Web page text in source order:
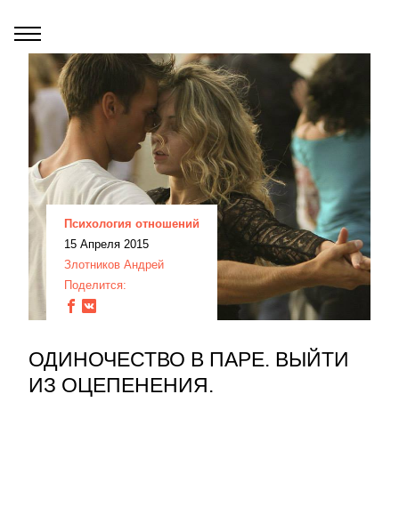
Психология отношений
15 Апреля 2015
Злотников Андрей
Поделится:
ОДИНОЧЕСТВО В ПАРЕ. ВЫЙТИ
ИЗ ОЦЕПЕНЕНИЯ.